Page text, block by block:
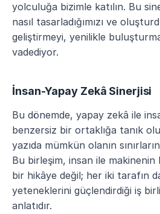
yolculuğa bizimle katılın. Bu
nasıl tasarladığımızı ve
geliştirmeyi, yenilikle
vadediyor.
İnsan-Yapay Zekâ Sinerjisi
Bu dönemde, yapay zekâ ile
benzersiz bir ortaklığa tanık
yazıda mümkün olanın
Bu birleşim, insan ile makinenin
bir hikâye değil; her iki tarafın
yeteneklerini güçlendirdiği iş
anlatıdır.